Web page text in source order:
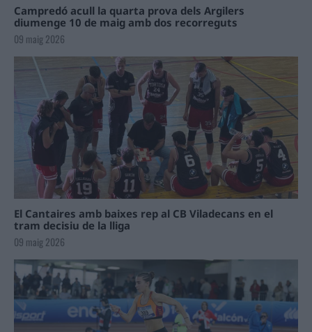
Campredó acull la quarta prova dels Argilers
diumenge 10 de maig amb dos recorreguts
09 maig 2026
El Cantaires amb baixes rep al CB Viladecans en el
tram decisiu de la lliga
09 maig 2026